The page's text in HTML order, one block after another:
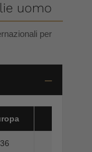
uomo
per
36